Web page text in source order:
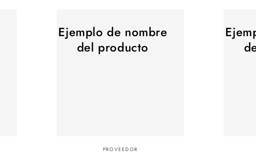
de
nombre
Ejemplo de nombre
del producto
PROVEEDOR
de
nombre